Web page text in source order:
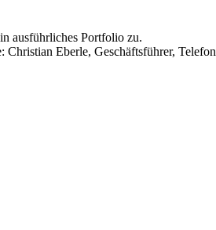
ausführliches Portfolio zu.
Eberle, Geschäftsführer, Telefon